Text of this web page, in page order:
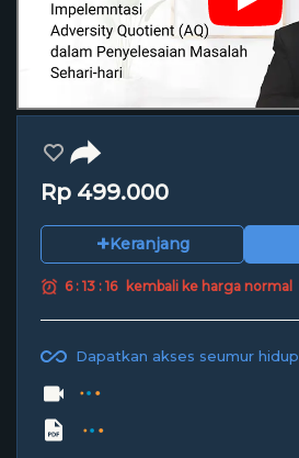
Rp 499.000
+Keranjang
6 : 13 : 15 kembali ke harga normal
Dapatkan akses seumur hidup